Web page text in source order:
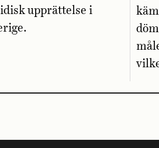
upprättelse i